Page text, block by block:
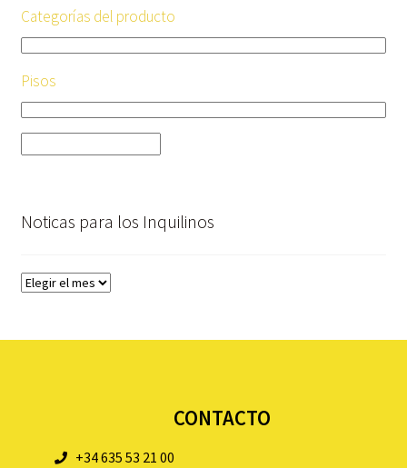
Categorías del producto
Pisos
Noticas para los Inquilinos
CONTACTO
+34 635 53 21 00